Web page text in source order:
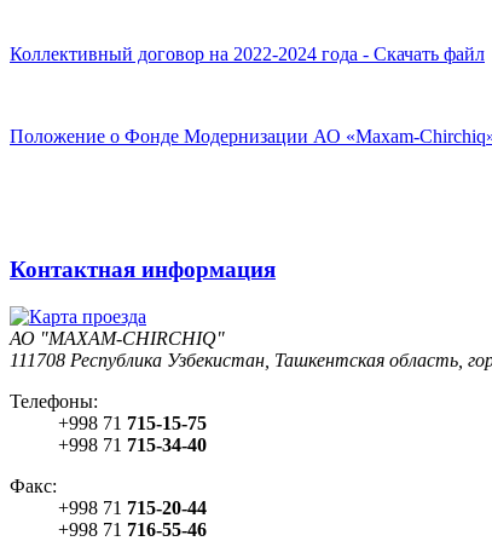
Коллективный договор на 2022-2024 года - Скачать файл
Положение о Фонде Модернизации АО «Maxam-
Контактная информация
АО "MAXAM-CHIRCHIQ"
111708 Республика Узбекистан, Ташкентская область,
Телефоны:
+998 71 715-15-75
+998 71 715-34-40
Факс:
+998 71 715-20-44
+998 71 716-55-46